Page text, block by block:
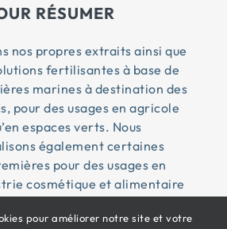
RÉSUMER
nos propres extraits ainsi que
fertilisantes à base de
marines à destination des
pour des usages en agricole
espaces verts. Nous
également certaines
pour des usages en
cosmétique et alimentaire
pour améliorer notre site et votre